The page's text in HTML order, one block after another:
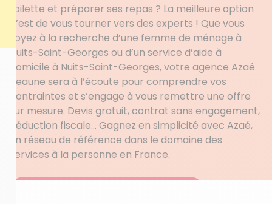
toilette et préparer ses repas ? La meilleure option
c’est de vous tourner vers des experts ! Que vous
soyez à la recherche d’une femme de ménage à
Nuits-Saint-Georges ou d’un service d’aide à
domicile à Nuits-Saint-Georges, votre agence Azaé
Beaune sera à l’écoute pour comprendre vos
contraintes et s’engage à vous remettre une offre
sur mesure. Devis gratuit, contrat sans engagement,
déduction fiscale… Gagnez en simplicité avec Azaé,
un réseau de référence dans le domaine des
services à la personne en France.